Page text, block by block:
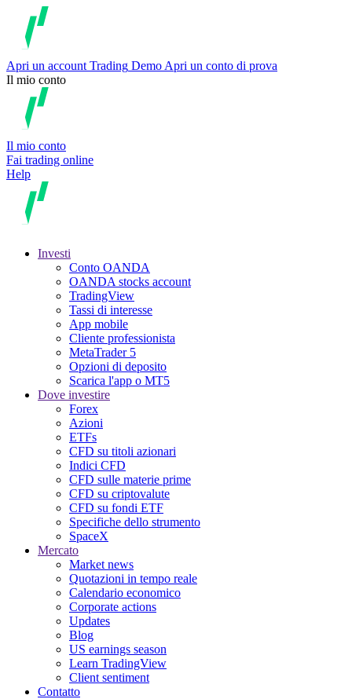
Apri un account Trading Demo Apri un conto di prova
Il mio conto
Il mio conto
Fai trading online
Help
Investi
Conto OANDA
OANDA stocks account
TradingView
Tassi di interesse
App mobile
Cliente professionista
MetaTrader 5
Opzioni di deposito
Scarica l'app o MT5
Dove investire
Forex
Azioni
ETFs
CFD su titoli azionari
Indici CFD
CFD sulle materie prime
CFD su criptovalute
CFD su fondi ETF
Specifiche dello strumento
SpaceX
Mercato
Market news
Quotazioni in tempo reale
Calendario economico
Corporate actions
Updates
Blog
US earnings season
Learn TradingView
Client sentiment
Contatto